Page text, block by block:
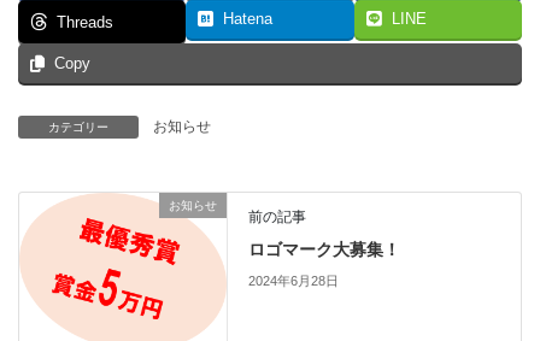
Threads Hatena LINE
Copy
カテゴリー お知らせ
お知らせ
前の記事
ロゴマーク大募集！
2024年6月28日